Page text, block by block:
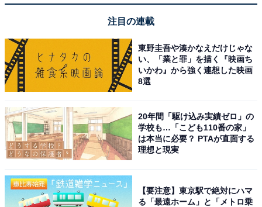
注目の連載
東野圭吾や湊かなえだけじゃな
い、「業と罪」を描く『映画ち
いかわ』から強く連想した映画
8選
20年間「駆け込み実績ゼロ」の
学校も…「こども110番の家」
は本当に必要？ PTAが直面する
理想と現実
【要注意】東京駅で絶対にハマ
る「最遠ホーム」と「メトロ乗